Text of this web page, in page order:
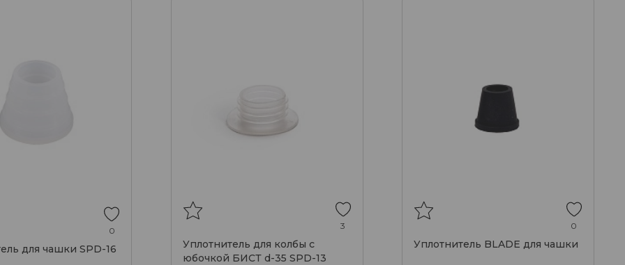
0
для чашки SPD-16
3
Уплотнитель для колбы с
юбочкой БИСТ d-35 SPD-13
0
Уплотнитель BLADE для чашки